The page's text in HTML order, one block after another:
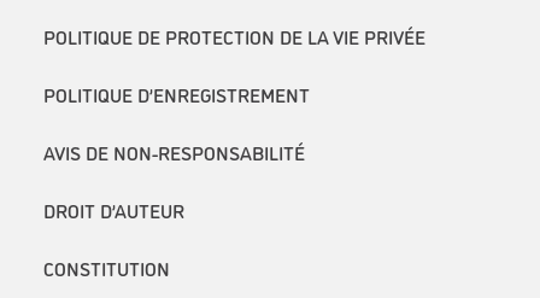
POLITIQUE DE PROTECTION DE LA VIE PRIVÉE
POLITIQUE D’ENREGISTREMENT
AVIS DE NON-RESPONSABILITÉ
DROIT D’AUTEUR
CONSTITUTION